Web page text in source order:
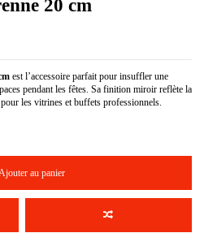
20 cm
est l’accessoire parfait pour insuffler une
pendant les fêtes. Sa finition miroir reflète la
les vitrines et buffets professionnels.
au panier